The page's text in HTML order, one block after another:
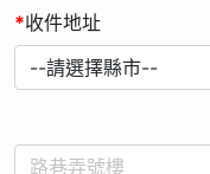
保留修正活動時間之權利
16. 當您參加本活動並
關內容，並同意本公司
知，並有權對本活動之
*收件地址